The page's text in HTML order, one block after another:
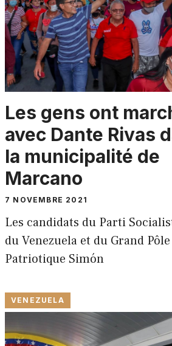
Les gens ont
avec Dante Rivas
la municipalité de
Marcano
7 NOVEMBRE 2021
Les candidats du Parti
du Venezuela et du Grand Pôle
Patriotique Simón
VENEZUELA